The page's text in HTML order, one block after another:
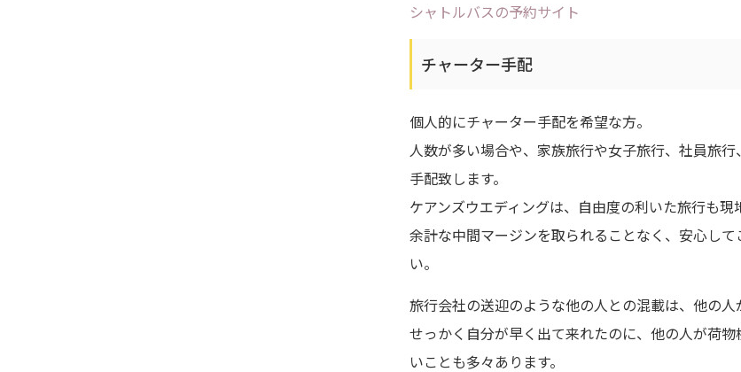
シャトルバスの予約サイト
チャーター手配
個人的にチャーター手配を希望な方。
人数が多い場合や、家族旅行や女子旅行、社員旅
手配致します。
ケアンズウエディングは、自由度の利いた旅行も現
余計な中間マージンを取られることなく、安心し
い。
旅行会社の送迎のような他の人との混載は、他の
せっかく自分が早く出て来れたのに、他の人が荷
いことも多々あります。